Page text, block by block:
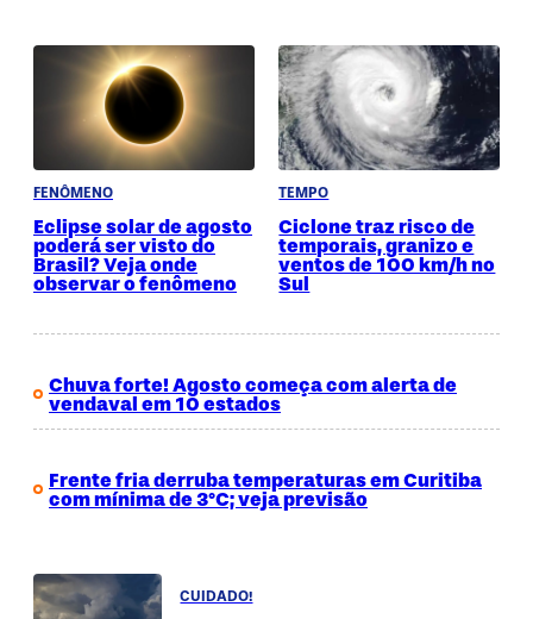
FENÔMENO
Eclipse solar de agosto
poderá ser visto do
Brasil? Veja onde
observar o fenômeno
TEMPO
Ciclone traz risco de
temporais, granizo e
ventos de 100 km/h no
Sul
Chuva forte! Agosto começa com alerta de
vendaval em 10 estados
Frente fria derruba temperaturas em Curitiba
com mínima de 3°C; veja previsão
CUIDADO!